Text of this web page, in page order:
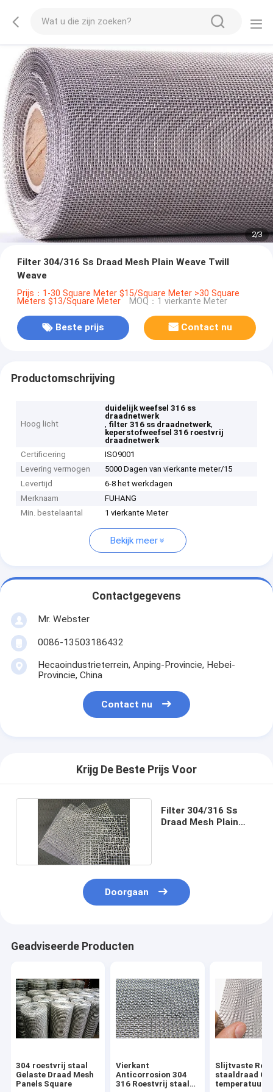
2/3
Filter 304/316 Ss Draad Mesh Plain Weave Twill
Weave
Prijs：1-30 Square Meter $15/Square Meter >30 Square
Meters $13/Square Meter MOQ：1 vierkante Meter
Beste prijs Contact nu
Productomschrijving
Hoog licht
duidelijk weefsel 316 ss
draadnetwerk
, filter 316 ss draadnetwerk,
keperstofweefsel 316 roestvrij
draadnetwerk
Certificering
ISO9001
Levering vermogen
5000 Dagen van vierkante meter/15
Levertijd
6-8 het werkdagen
Merknaam
FUHANG
Min. bestelaantal
1 vierkante Meter
Bekijk meer
Contactgegevens
Mr. Webster
0086-13503186432
Hecaoindustrieterrein, Anping-Provincie, Hebei-
Provincie, China
Contact nu
Krijg De Beste Prijs Voor
Filter 304/316 Ss
Draad Mesh Plain
Doorgaan
Geadviseerde Producten
304 roestvrij staal
Gelaste Draad Mesh
Panels Square
Vierkant
Anticorrosion 304
316 Roestvrij staal
Slijtvaste
staaldraad Op
temperatuur